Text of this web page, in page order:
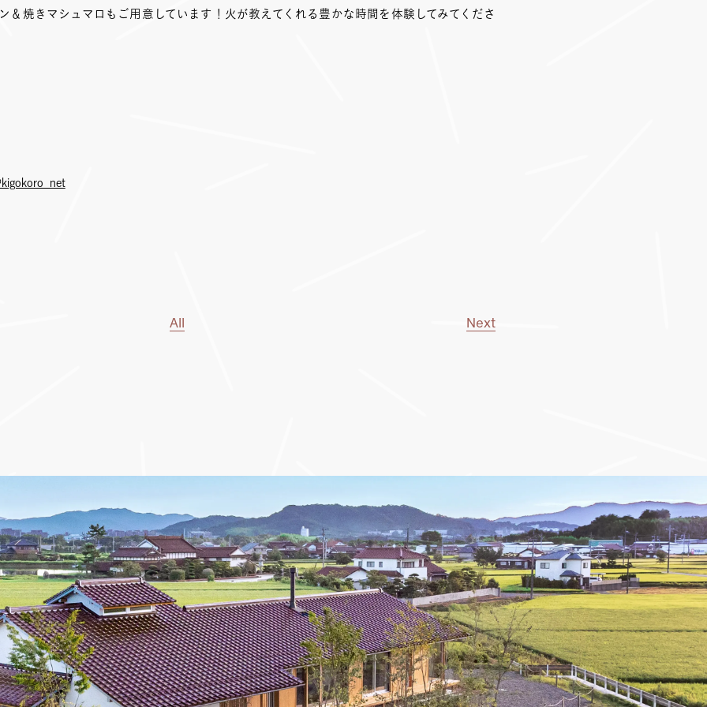
＆焼きマシュマロもご用意しています！火が教えてくれる豊かな時間を体験してみてくださ
Next
All